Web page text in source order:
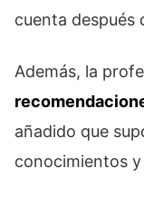
cuenta después
Además, la
añadido que
conocimientos